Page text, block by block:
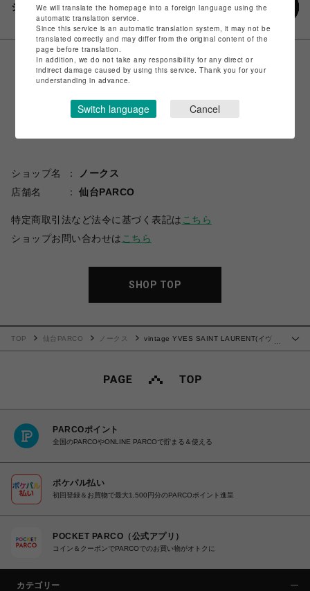
シェアする
ショップ名
ノークス
店舗名
仙台PARCO
特定商取引法など法令に基づく表記は こちら
ショップお問い合わせは こちら
SHOP TOP
TOP 仙台PARCO ノークス
vintage YVES SAINT LAURENT(イヴ・
PARCOポイント
全国のPARCOやONLINE PARCOで貯まる＆使える
ポケパル払い
初回登録＆お買物で最大1,500円分のPARCOポイント進呈
POCKET PARCO（公式アプリ）
コイン＆クーポンでPARCOでのお買い物がオトクに
カテゴリー
We will translate the homepage into a foreign language using the
automatic translation service.
Since this service is an automatic translation system, it may not be
translated correctly and may differ from the original content of the
page before translation.
In addition, we do not take any responsibility for any direct or
indirect damage caused by using this service. Thank you for your
understanding in advance.
Switch language Cancel